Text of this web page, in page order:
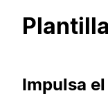
Impulsa